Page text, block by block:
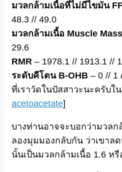
มวลกล้ามเนื้อที่ไม่มีไขมัน
48.3 // 49.0
มวลกล้ามเนื้อ Muscle Mass
29.6
RMR – 1978.1 // 1913.1 //
ระดับคีโตน B-OHB – 0 // 1
ที่เราวัดในปัสสาวะนะครับใน
acetoacetate]
บางท่านอาจจะบอกว่ามวล
ลองมุมมองกลับกัน ว่าเขาล
นั้นเป็นมวลกล้ามเนื้อ 1.6 หรื